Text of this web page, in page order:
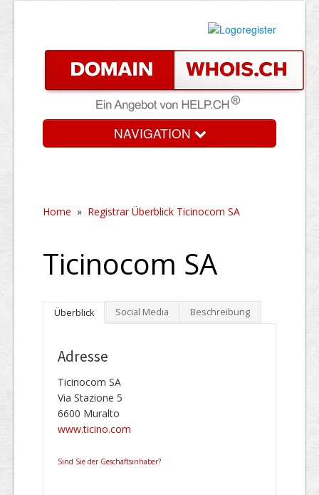
NAVIGATION
Home » Registrar Überblick Ticinocom SA
Ticinocom SA
Überblick Social Media Beschreibung
Adresse
Ticinocom SA
Via Stazione 5
6600 Muralto
www.ticino.com
Sind Sie der Geschäftsinhaber?